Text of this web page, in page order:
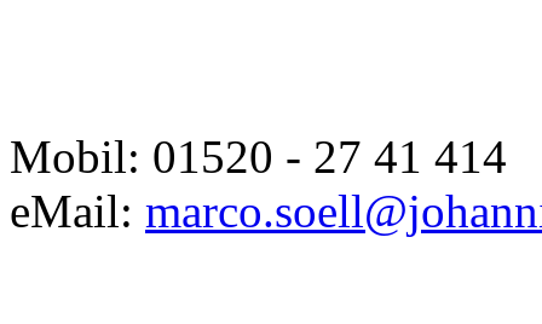
Mobil: 01520 - 27 41 414
eMail: